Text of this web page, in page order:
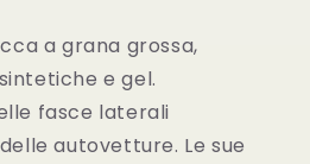
a grana grossa,
e gel.
fasce laterali
autovetture. Le sue